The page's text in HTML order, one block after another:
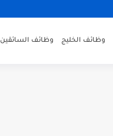
وظائف الخليج وظائف السائقين